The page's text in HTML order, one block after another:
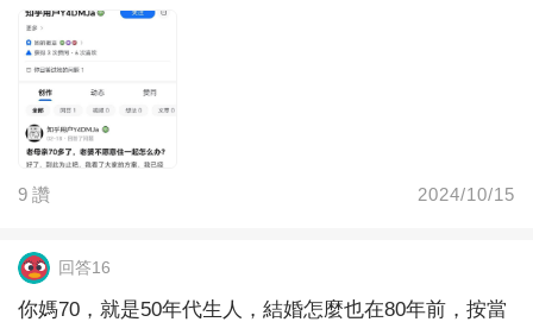
9 讚 2024/10/15
回答16
你媽70，就是50年代生人，結婚怎麼也在80年前，按當